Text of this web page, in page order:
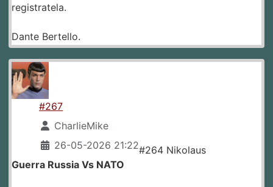
registratela.
Dante Bertello.
#267
CharlieMike
26-05-2026 21:22#264 Nikolaus
Guerra Russia Vs NATO